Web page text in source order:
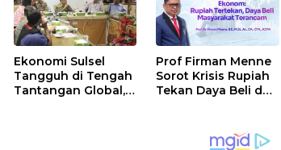
Ekonomi Sulsel
Tangguh di Tengah
Tantangan Global,
Prof Firman Menne
Sorot Krisis Rupiah
Tekan Daya Beli dan